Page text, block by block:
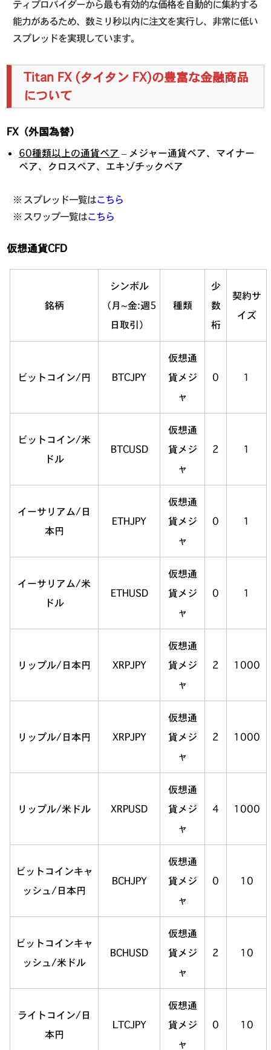
ティプロバイダーから最も有効的な価格を自動的に集約する
能力があるため、数ミリ秒以内に注文を実行し、非常に低い
スプレッドを実現しています。
Titan FX (タイタン FX)の豊富な金融商品
について
FX（外国為替）
60種類以上の通貨ペア – メジャー通貨ペア、マイナー
ペア、クロスペア、エキゾチックペア
※ スプレッド一覧はこちら
※ スワップ一覧はこちら
仮想通貨CFD
銘柄
シンボル
（月~金:週5
日取引）
種類
少
数
桁
契約サ
イズ
ビットコイン/円 BTCJPY
仮想通
貨メジ
ャ
0 1
ビットコイン/米
ドル
BTCUSD
仮想通
貨メジ
ャ
2 1
イーサリアム/日
本円
ETHJPY
仮想通
貨メジ
ャ
0 1
イーサリアム/米
ドル
ETHUSD
仮想通
貨メジ
ャ
0 1
リップル/日本円 XRPJPY
仮想通
貨メジ
ャ
2 1000
リップル/日本円 XRPJPY
仮想通
貨メジ
ャ
2 1000
リップル/米ドル XRPUSD
仮想通
貨メジ
ャ
4 1000
ビットコインキャ
ッシュ/日本円
BCHJPY
仮想通
貨メジ
ャ
0 10
ビットコインキャ
ッシュ/米ドル
BCHUSD
仮想通
貨メジ
ャ
2 10
ライトコイン/日
本円
LTCJPY
仮想通
貨メジ
ャ
0 10